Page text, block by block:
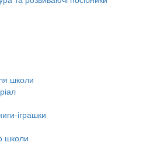
школи
іграшки
школи